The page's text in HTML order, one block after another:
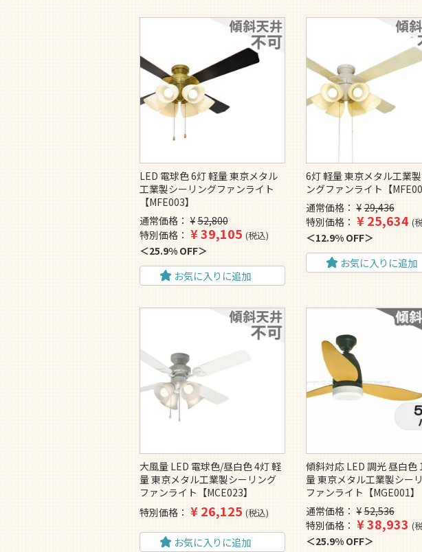
LED 電球色 6灯 軽量 東京メタル
工業製シーリングファンライト
【MFE003】
通常価格
¥ 52,800
特別価格
¥39,105 税込
25.9% OFF
お気に入りに追加
6灯 軽量 東京メタル工業
ングファンライト【
通常価格
¥ 29,436
特別価格
¥ 25,634
12.9% OFF
お気に入りに追加
大風量 LED 電球色/昼白色 4灯 軽
量 東京メタル工業製シーリング
ファンライト【MCE023】
特別価格
¥ 26,125 税込
お気に入りに追加
傾斜対応 LED 調光 昼白色
量 東京メタル工業製シー
ファンライト【MGE001】
通常価格
¥ 52,536
特別価格
¥38,933
25.9% OFF